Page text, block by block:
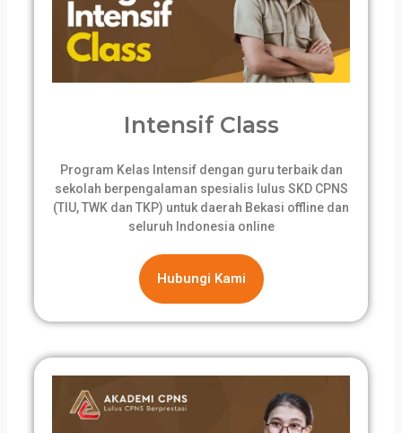
Intensif Class
Program Kelas Intensif dengan guru terbaik dan
sekolah berpengalaman spesialis lulus SKD CPNS
(TIU, TWK dan TKP) untuk daerah Bekasi offline dan
seluruh Indonesia online
Hubungi Kami